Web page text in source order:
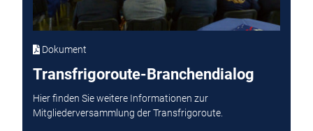
Dokument
Transfrigoroute-Branchendialog
Hier finden Sie weitere Informationen zur
Mitgliederversammlung der Transfrigoroute.